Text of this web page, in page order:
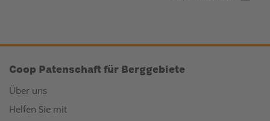
Coop Patenschaft für Berggebiete
Über uns
Helfen Sie mit